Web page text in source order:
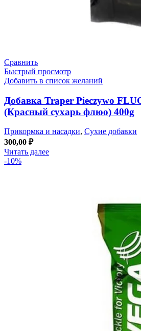
Сравнить
Быстрый просмотр
Добавить в список желаний
Добавка Traper Pieczywo
(Красный сухарь флюо) 400g
Прикормка и насадки, Сухие добавки
300,00 ₽
Читать далее
-10%